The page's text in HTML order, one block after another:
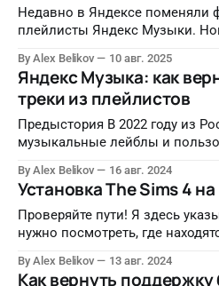
Недавно в Яндексе поменяли
плейлисты Яндекс Музыки.
пользователя. Показываю
использования сервиса.
By Alex Belikov 10 авг. 2025
Яндекс Музыка: как
треки из плейлистов
Предыстория В 2022 году из России ушли многие
музыкальные лейблы и
треки. Так, например, у Britney
всего три трека 😄 В прошлом, 2023 году я мигрировал в
Spotify и для своего удобства
по экспорту плейлистов в
By Alex Belikov 16 авг. 2024
Установка The Sims 4
Проверяйте пути! Я здесь
нужно посмотреть, где
Windows (torrent). Создать
By Alex Belikov 13 авг. 2024
Как вернуть